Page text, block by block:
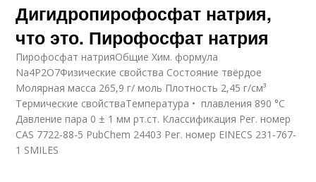
Дигидропирофосфат натрия,
что это. Пирофосфат натрия
Пирофосфат натрияОбщие Хим. формула
Na4Р2О7Физические свойства Состояние твёрдое
Молярная масса 265,9 г/ моль Плотность 2,45 г/см³
Термические свойстваТемпература • плавления 890 °C
Давление пара 0 ± 1 мм рт.ст. Классификация Рег. номер
CAS 7722-88-5 PubChem 24403 Рег. номер EINECS 231-767-
1 SMILES